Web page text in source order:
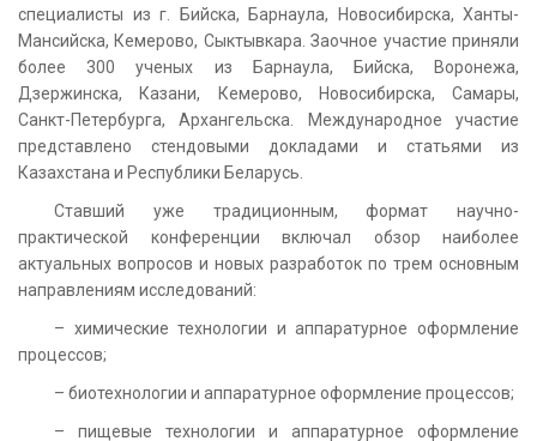
специалисты из г. Бийска, Барнаула, Новосибирска, Ханты-
Мансийска, Кемерово, Сыктывкара. Заочное участие приняли
более 300 ученых из Барнаула, Бийска, Воронежа,
Дзержинска, Казани, Кемерово, Новосибирска, Самары,
Санкт-Петербурга, Архангельска. Международное участие
представлено стендовыми докладами и статьями из
Казахстана и Республики Беларусь.
Ставший уже традиционным, формат научно-
практической конференции включал обзор наиболее
актуальных вопросов и новых разработок по трем основным
направлениям исследований:
– химические технологии и аппаратурное оформление
процессов;
– биотехнологии и аппаратурное оформление процессов;
– пищевые технологии и аппаратурное оформление